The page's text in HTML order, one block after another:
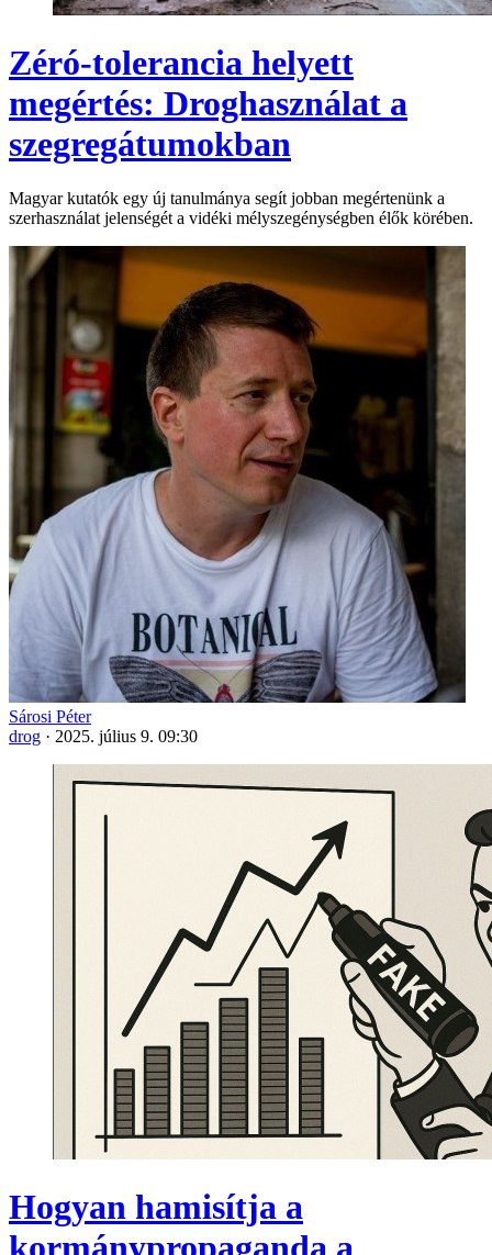
Zéró-tolerancia helyett
megértés: Droghasználat a
szegregátumokban
Magyar kutatók egy új tanulmánya segít jobban megértenünk a
szerhasználat jelenségét a vidéki mélyszegénységben élők körében.
Sárosi Péter
drog · 2025. július 9. 09:30
Hogyan hamisítja a